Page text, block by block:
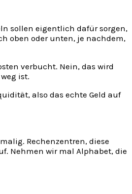
sollen eigentlich dafür sorgen,
oben oder unten, je nachdem,
verbucht. Nein, das wird
ist.
also das echte Geld auf
Rechenzentren, diese
Nehmen wir mal Alphabet, die